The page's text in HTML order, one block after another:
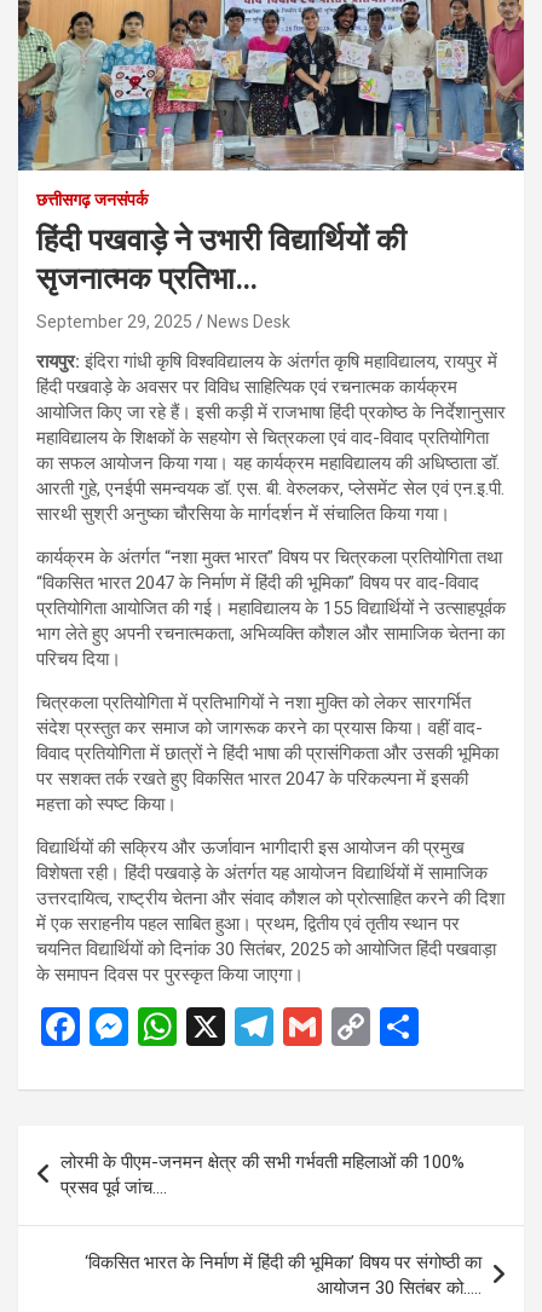
छत्तीसगढ़ जनसंपर्क
हिंदी पखवाड़े ने उभारी विद्यार्थियों की
सृजनात्मक प्रतिभा…
September 29, 2025 News Desk
रायपुर:इंदिरा गांधी कृषि विश्वविद्यालय के अंतर्गत कृषि महाविद्यालय, रायपुर में
हिंदी पखवाड़े के अवसर पर विविध साहित्यिक एवं रचनात्मक कार्यक्रम
आयोजित किए जा रहे हैं। इसी कड़ी में राजभाषा हिंदी प्रकोष्ठ के निर्देशानुसार
महाविद्यालय के शिक्षकों के सहयोग से चित्रकला एवं वाद-विवाद प्रतियोगिता
का सफल आयोजन किया गया। यह कार्यक्रम महाविद्यालय की अधिष्ठाता डॉ.
आरती गुहे, एनईपी समन्वयक डॉ. एस. बी. वेरुलकर, प्लेसमेंट सेल एवं एन.इ.पी.
सारथी सुश्री अनुष्का चौरसिया के मार्गदर्शन में संचालित किया गया।
कार्यक्रम के अंतर्गत “नशा मुक्त भारत” विषय पर चित्रकला प्रतियोगिता तथा
“विकसित भारत 2047 के निर्माण में हिंदी की भूमिका” विषय पर वाद-विवाद
प्रतियोगिता आयोजित की गई। महाविद्यालय के 155 विद्यार्थियों ने उत्साहपूर्वक
भाग लेते हुए अपनी रचनात्मकता, अभिव्यक्ति कौशल और सामाजिक चेतना का
परिचय दिया।
चित्रकला प्रतियोगिता में प्रतिभागियों ने नशा मुक्ति को लेकर सारगर्भित
संदेश प्रस्तुत कर समाज को जागरूक करने का प्रयास किया। वहीं वाद-
विवाद प्रतियोगिता में छात्रों ने हिंदी भाषा की प्रासंगिकता और उसकी भूमिका
पर सशक्त तर्क रखते हुए विकसित भारत 2047 के परिकल्पना में इसकी
महत्ता को स्पष्ट किया।
विद्यार्थियों की सक्रिय और ऊर्जावान भागीदारी इस आयोजन की प्रमुख
विशेषता रही। हिंदी पखवाड़े के अंतर्गत यह आयोजन विद्यार्थियों में सामाजिक
उत्तरदायित्व, राष्ट्रीय चेतना और संवाद कौशल को प्रोत्साहित करने की दिशा
में एक सराहनीय पहल साबित हुआ। प्रथम, द्वितीय एवं तृतीय स्थान पर
चयनित विद्यार्थियों को दिनांक 30 सितंबर, 2025 को आयोजित हिंदी पखवाड़ा
के समापन दिवस पर पुरस्कृत किया जाएगा।
F
ce
b
o
o
k
M
se
n
g
er
W
at
A
p
p
X
T
e
gr
a
m
G
ail
C
py
Li
n
k
ar
e
Post
navigation
लोरमी के पीएम-जनमन क्षेत्र की सभी गर्भवती महिलाओं की 100%
प्रसव पूर्व जांच….
‘विकसित भारत के निर्माण में हिंदी की भूमिका’ विषय पर संगोष्ठी का
आयोजन 30 सितंबर को…..